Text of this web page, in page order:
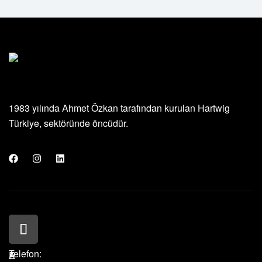
1983 yılında Ahmet Özkan tarafından kurulan Hartwig
Türkiye, sektöründe öncüdür.
A
E
Telefon: